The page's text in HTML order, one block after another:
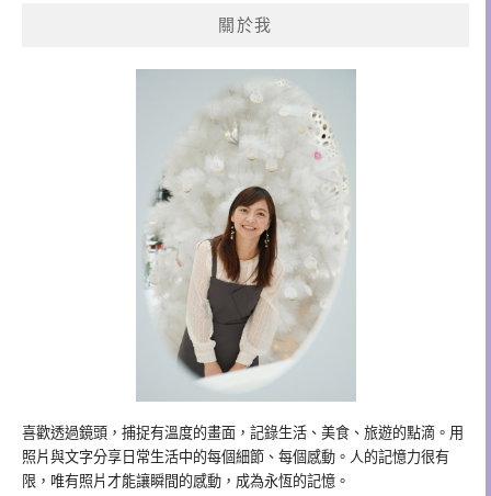
關於我
喜歡透過鏡頭，捕捉有溫度的畫面，記錄生活、美食、旅遊的點滴。用
照片與文字分享日常生活中的每個細節、每個感動。人的記憶力很有
限，唯有照片才能讓瞬間的感動，成為永恆的記憶。